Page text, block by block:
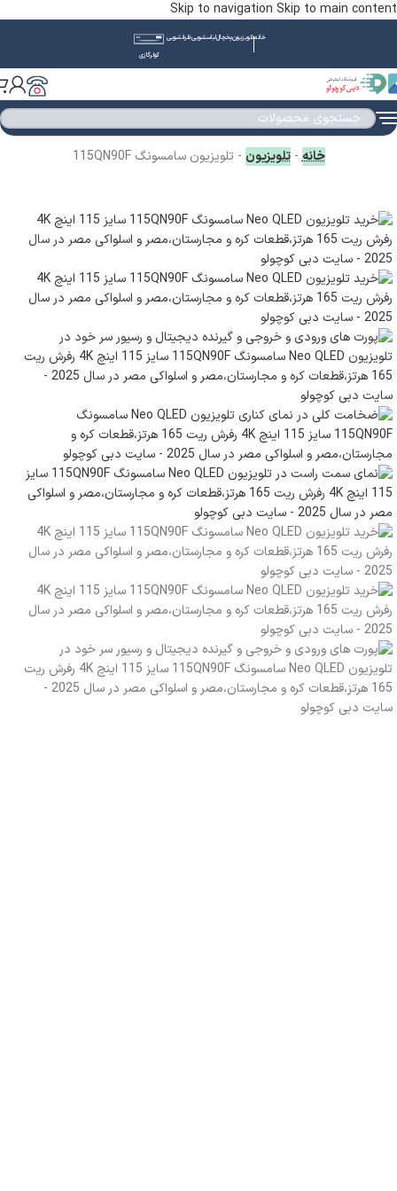
Skip to navigation Skip to main content
خانهتلویزیونیخچاللباسشوییظرفشویی
کولرگازی
خانه-تلویزیون -تلویزیون سامسونگ 115QN90F